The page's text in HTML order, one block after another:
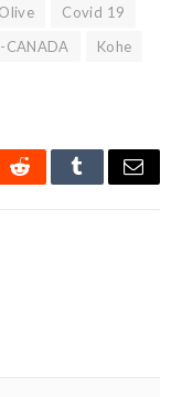
Covid 19
CANADA
Kohe
RedditTumblrEmail